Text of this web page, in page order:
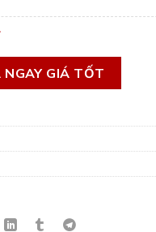
nâng đỡ 7 vùng Gummi
NGAY GIÁ TỐT